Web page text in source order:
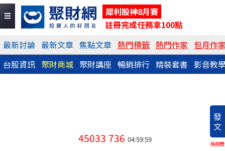
犀利股神8月賽
註冊完成任務拿100點
最新討論 最新文章 焦點文章 熱門標籤 熱門作家 包月作
台股資訊 聚財商城 聚財講座 暢銷排行 精裝套書 影音教
發
文
換稿費
45033 736 04:59:59